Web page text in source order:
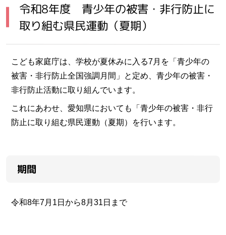
令和8年度 青少年の被害・非行防止に
取り組む県民運動（夏期）
こども家庭庁は、学校が夏休みに入る7月を「青少年の
被害・非行防止全国強調月間」と定め、青少年の被害・
非行防止活動に取り組んでいます。
これにあわせ、愛知県においても「青少年の被害・非行
防止に取り組む県民運動（夏期）を行います。
期間
令和8年7月1日から8月31日まで